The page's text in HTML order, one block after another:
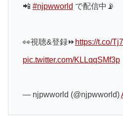
📲 #njpwworld で配信中📡
👀視聴&登録⏩ https://t.co/
pic.twitter.com/KLLqqSMf3p
— njpwworld (@njpwworld)